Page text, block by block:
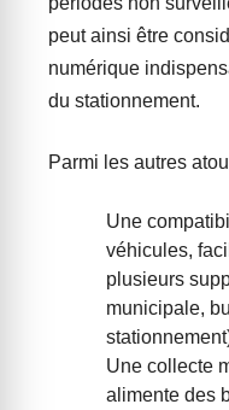
peut ainsi être
numérique
du stationnement.
Parmi les autres
Une
véhicules,
plusieurs
municipale,
Une collecte
alimente des